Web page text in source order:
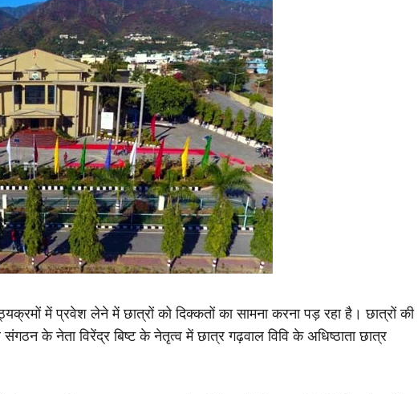
में प्रवेश लेने में छात्रों को दिक्कतों का सामना करना पड़ रहा है। छात्रों की
के नेता विरेंद्र बिष्ट के नेतृत्व में छात्र गढ़वाल विवि के अधिष्ठाता छात्र